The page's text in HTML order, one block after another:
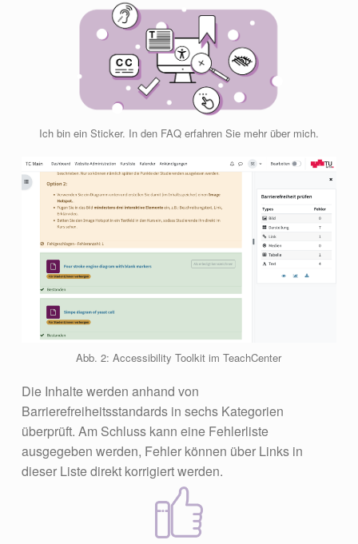
Ich bin ein Sticker. In den FAQ erfahren Sie mehr über mich.
Abb. 2: Accessibility Toolkit im TeachCenter
Die Inhalte werden anhand von
Barrierefreiheitsstandards in sechs Kategorien
überprüft. Am Schluss kann eine Fehlerliste
ausgegeben werden, Fehler können über Links in
dieser Liste direkt korrigiert werden.